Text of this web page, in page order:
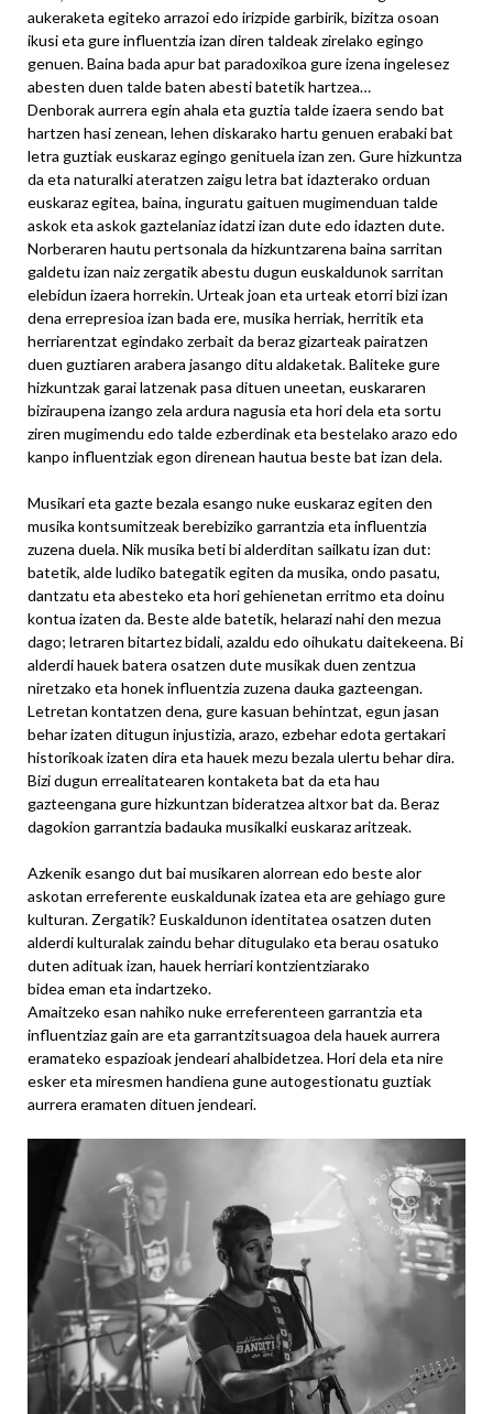
aukeraketa egiteko arrazoi edo irizpide garbirik, bizitza osoan
ikusi eta gure influentzia izan diren taldeak zirelako egingo
genuen. Baina bada apur bat paradoxikoa gure izena ingelesez
abesten duen talde baten abesti batetik hartzea…
Denborak aurrera egin ahala eta guztia talde izaera sendo bat
hartzen hasi zenean, lehen diskarako hartu genuen erabaki bat
letra guztiak euskaraz egingo genituela izan zen. Gure hizkuntza
da eta naturalki ateratzen zaigu letra bat idazterako orduan
euskaraz egitea, baina, inguratu gaituen mugimenduan talde
askok eta askok gaztelaniaz idatzi izan dute edo idazten dute.
Norberaren hautu pertsonala da hizkuntzarena baina sarritan
galdetu izan naiz zergatik abestu dugun euskaldunok sarritan
elebidun izaera horrekin. Urteak joan eta urteak etorri bizi izan
dena errepresioa izan bada ere, musika herriak, herritik eta
herriarentzat egindako zerbait da beraz gizarteak pairatzen
duen guztiaren arabera jasango ditu aldaketak. Baliteke gure
hizkuntzak garai latzenak pasa dituen uneetan, euskararen
biziraupena izango zela ardura nagusia eta hori dela eta sortu
ziren mugimendu edo talde ezberdinak eta bestelako arazo edo
kanpo influentziak egon direnean hautua beste bat izan dela.
Musikari eta gazte bezala esango nuke euskaraz egiten den
musika kontsumitzeak berebiziko garrantzia eta influentzia
zuzena duela. Nik musika beti bi alderditan sailkatu izan dut:
batetik, alde ludiko bategatik egiten da musika, ondo pasatu,
dantzatu eta abesteko eta hori gehienetan erritmo eta doinu
kontua izaten da. Beste alde batetik, helarazi nahi den mezua
dago; letraren bitartez bidali, azaldu edo oihukatu daitekeena. Bi
alderdi hauek batera osatzen dute musikak duen zentzua
niretzako eta honek influentzia zuzena dauka gazteengan.
Letretan kontatzen dena, gure kasuan behintzat, egun jasan
behar izaten ditugun injustizia, arazo, ezbehar edota gertakari
historikoak izaten dira eta hauek mezu bezala ulertu behar dira.
Bizi dugun errealitatearen kontaketa bat da eta hau
gazteengana gure hizkuntzan bideratzea altxor bat da. Beraz
dagokion garrantzia badauka musikalki euskaraz aritzeak.
Azkenik esango dut bai musikaren alorrean edo beste alor
askotan erreferente euskaldunak izatea eta are gehiago gure
kulturan. Zergatik? Euskaldunon identitatea osatzen duten
alderdi kulturalak zaindu behar ditugulako eta berau osatuko
duten adituak izan, hauek herriari kontzientziarako
bidea eman eta indartzeko.
Amaitzeko esan nahiko nuke erreferenteen garrantzia eta
influentziaz gain are eta garrantzitsuagoa dela hauek aurrera
eramateko espazioak jendeari ahalbidetzea. Hori dela eta nire
esker eta miresmen handiena gune autogestionatu guztiak
aurrera eramaten dituen jendeari.